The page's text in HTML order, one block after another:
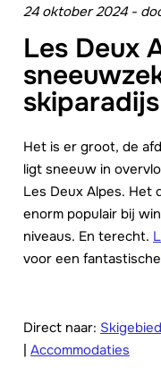
24 oktober 2024 -
Les Deux
skiparadijs
Het is er groot, de
ligt sneeuw in
Les Deux Alpes. Het
enorm populair bij
niveaus. En terecht.
voor een
Direct naar: Skigebied
Accommodaties